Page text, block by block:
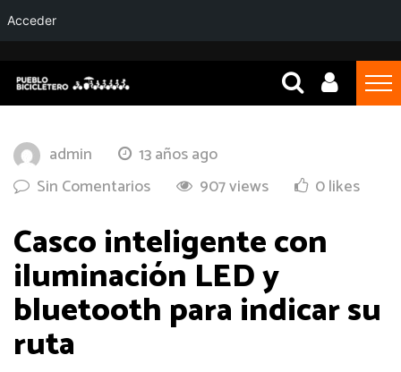
admin
13 años ago
Sin Comentarios
907 views 0 likes
Casco inteligente con
iluminación LED y
bluetooth para indicar su
ruta
Acceder